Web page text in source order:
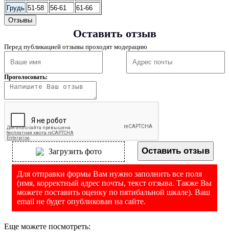
Грудь 51-58 56-61
61-66
Отзывы
Оставить отзыв
Перед публикацией отзывы проходят модерацию
Проголосовать:
Загрузить фото Оставить отзыв
Для отправки формы Вам нужно заполнить все поля
(имя, корректный адрес почты, текст отзыва. Также Вы
можете поставить оценку по пятибальной шкале). Ваш
email не будет опубликован на сайте.
Еще можете посмотреть: